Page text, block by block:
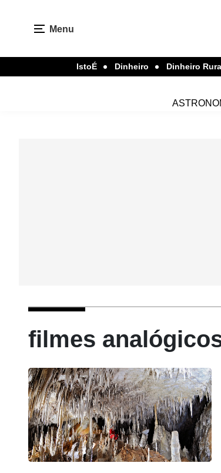
Menu
IstoÉ Dinheiro Dinheiro
filmes